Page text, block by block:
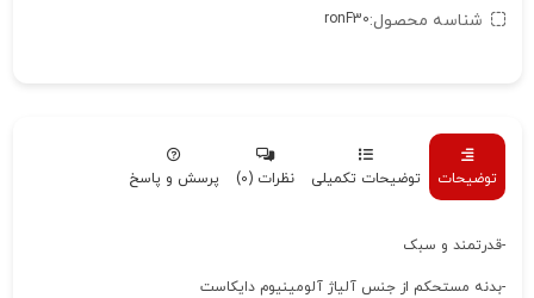
شناسه محصول:ronF30
توضیحات توضیحات تکمیلی نظرات (0) پرسش و پاسخ
-قدرتمند و سبک
-بدنه مستحکم از جنس آلیاژ آلومینیوم دایکاست